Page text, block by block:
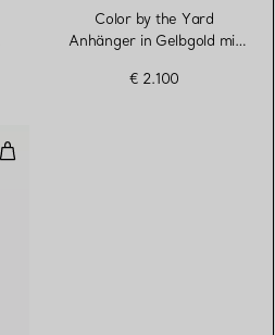
Color by the Yard
Anhänger in Gelbgold mit
€ 2.100
Diamonds by the Yard®